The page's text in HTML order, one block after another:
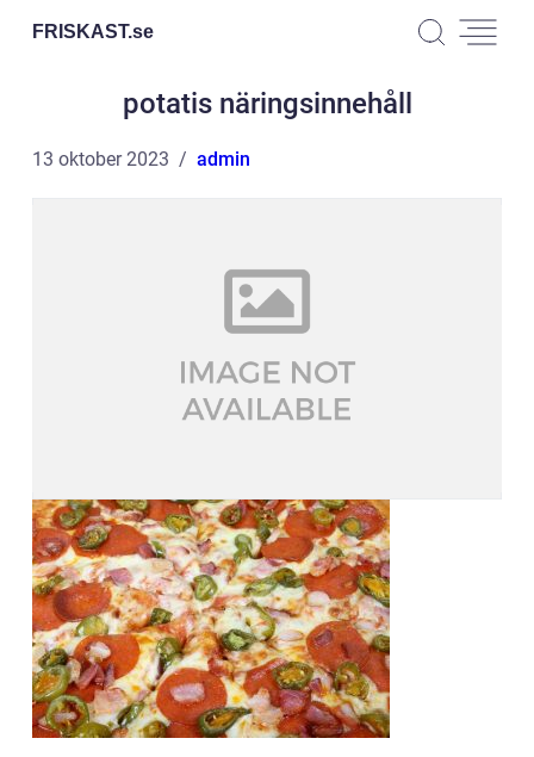
FRISKAST.se
potatis näringsinnehåll
13 oktober 2023 admin